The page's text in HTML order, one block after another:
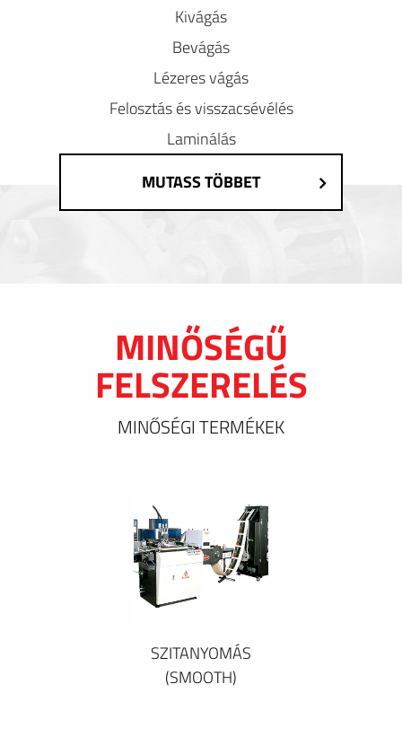
Kivágás
Bevágás
Lézeres vágás
Felosztás és visszacsévélés
Laminálás
MUTASS TÖBBET
MINŐSÉGŰ
FELSZERELÉS
MINŐSÉGI TERMÉKEK
SZITANYOMÁS
(SMOOTH)